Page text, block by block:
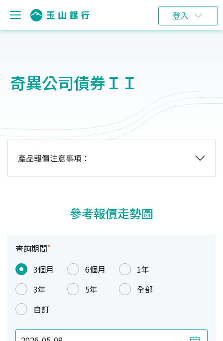
登入
奇異公司債券ＩＩ
產品報價注意事項：
參考報價走勢圖
查詢期間*
3個月
6個月
1年
3年
5年
全部
自訂